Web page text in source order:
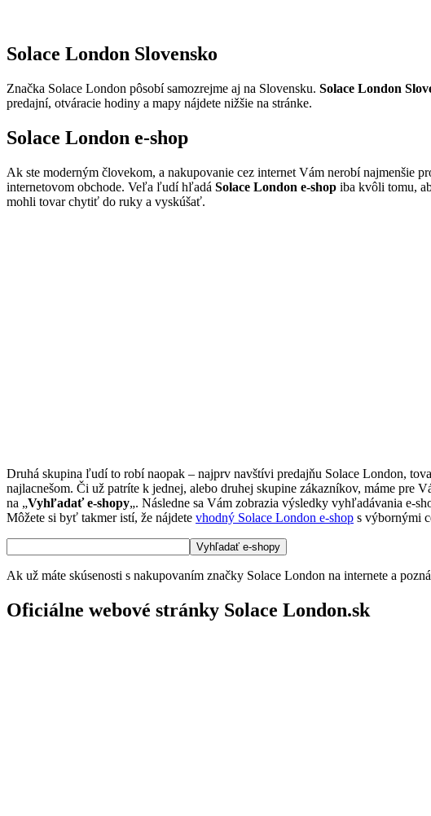
Solace London Slovensko
Značka Solace London pôsobí samozrejme aj na Slovensku. Solace London
predajní, otváracie hodiny a mapy nájdete nižšie na stránke.
Solace London e-shop
Ak ste moderným človekom, a nakupovanie cez internet Vám nerobí najmenšie
internetovom obchode. Veľa ľudí hľadá Solace London e-shop iba kvôli tomu,
mohli tovar chytiť do ruky a vyskúšať.
Druhá skupina ľudí to robí naopak – najprv navštívi predajňu Solace London,
najlacnešom. Či už patríte k jednej, alebo druhej skupine zákazníkov, máme pre
na „Vyhľadať e-shopy„. Následne sa Vám zobrazia výsledky vyhľadávania e-
Môžete si byť takmer istí, že nájdete vhodný Solace London e-shop s výbornými
Ak už máte skúsenosti s nakupovaním značky Solace London na internete a
Oficiálne webové stránky Solace London.sk